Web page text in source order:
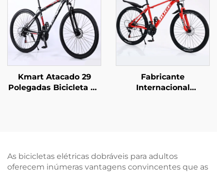
Infantil com Pedal e
Garfo de Aço
Variável Bicicleta de
Aço para Estudantes
Práticas ao Ar Livre
Kmart Atacado 29
Polegadas Bicicleta de
Velocidade Variável
Aço Comum
Fabricante
Internacional
Garfo de Aço, Freio a
Disco, Pedal Comum
As bicicletas elétricas dobráveis para adultos
oferecem inúmeras vantagens convincentes que as